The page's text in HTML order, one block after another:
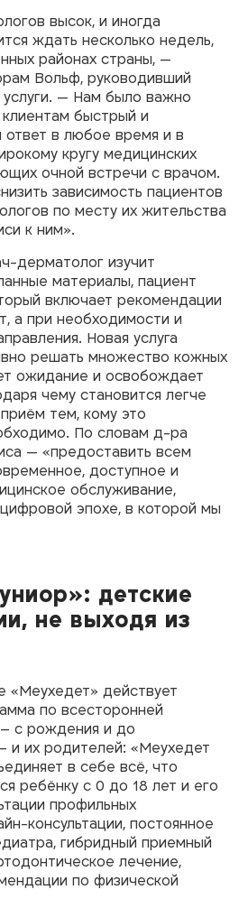
высок, и иногда
ждать несколько недель,
районах страны, —
Вольф, руководивший
— Нам было важно
быстрый и
в любое время и в
кругу медицинских
очной встречи с врачом.
зависимость пациентов
по месту их жительства
к ним».
дерматолог изучит
материалы, пациент
включает рекомендации
а при необходимости и
Новая услуга
решать множество кожных
ожидание и освобождает
чему становится легче
тем, кому это
По словам д-ра
— «предоставить всем
доступное и
обслуживание,
эпохе, в которой мы
детские
не выходя из
«Меухедет» действует
по всесторонней
с рождения и до
и их родителей: «Меухедет
в себе всё, что
ребёнку с 0 до 18 лет и его
профильных
консультации, постоянное
гибридный приемный
лечение,
по физической